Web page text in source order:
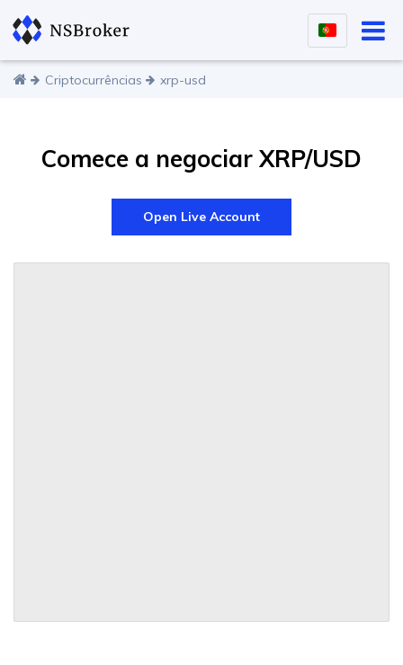
Criptocurrências xrp-usd
Comece a negociar XRP/USD
Open Live Account